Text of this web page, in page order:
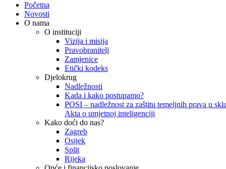
Početna
Novosti
O nama
O instituciji
Vizija i misija
Pravobranitelj
Zamjenice
Etički kodeks
Djelokrug
Nadležnosti
Kada i kako postupamo?
POSI – nadležnost za zaštitu temeljnih prava u
Akta o umjetnoj inteligenciji
Kako doći do nas?
Zagreb
Osijek
Split
Rijeka